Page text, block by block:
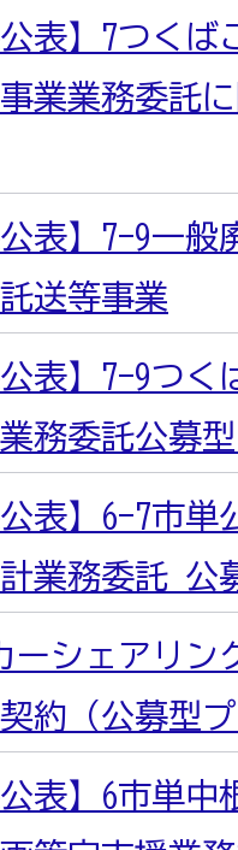
公表】7つく
業業務委託
公表】7-9一
送等事業
公表】7-9つ
務委託公募
公表】6-7市
業務委託 公
ーシェアリン
約（公募型
公表】6市単